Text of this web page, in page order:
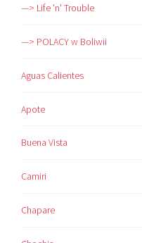
—> Life 'n' Trouble
—> POLACY w Boliwii
Aguas Calientes
Apote
Buena Vista
Camiri
Chapare